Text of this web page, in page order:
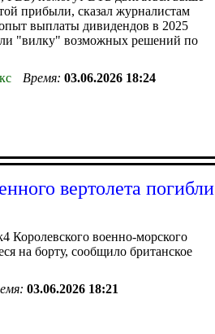
прибыли, сказал журналистам
выплаты дивидендов в 2025
"вилку" возможных решений по
Время: 03.06.2026 18:24
вертолета погибли
Королевского военно-морского
на борту, сообщило британское
03.06.2026 18:21